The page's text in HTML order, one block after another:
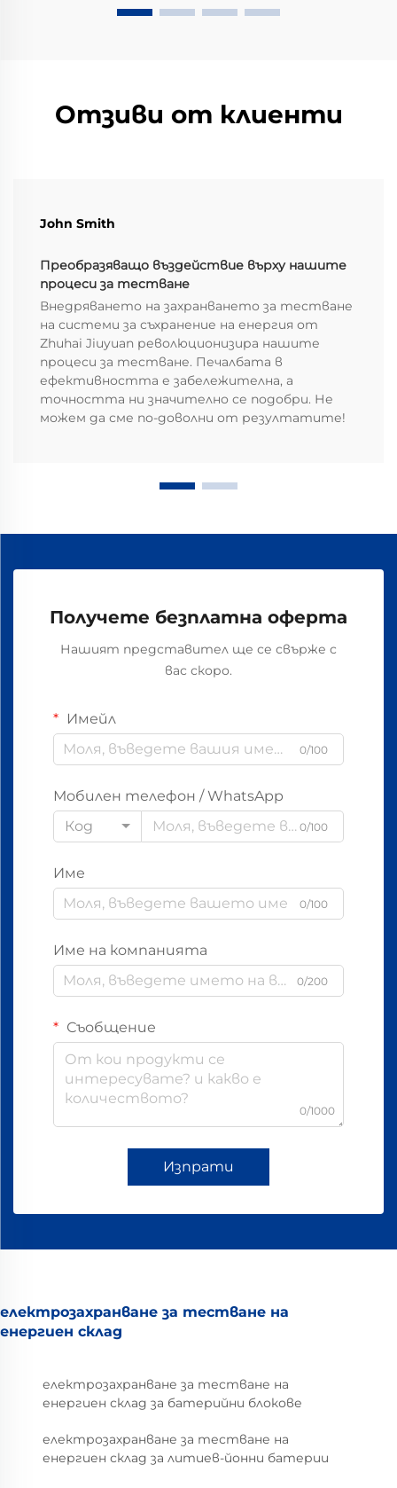
множество от стойности на напрежение и...
Отзиви от клиенти
John Smith
Преобразяващо въздействие върху нашите
процеси за тестване
Внедряването на захранването за тестване
на системи за съхранение на енергия от
Zhuhai Jiuyuan революционизира нашите
процеси за тестване. Печалбата в
ефективността е забележителна, а
точността ни значително се подобри. Не
можем да сме по-доволни от резултатите!
Получете безплатна оферта
Нашият представител ще се свърже с
вас скоро.
Имейл
0/100
Мобилен телефон / WhatsApp
Код
0/100
Име
0/100
Име на компанията
0/200
Съобщение
0/1000
Изпрати
електрозахранване за тестване на
енергиен склад
електрозахранване за тестване на
енергиен склад за батерийни блокове
електрозахранване за тестване на
енергиен склад за литиев-йонни батерии